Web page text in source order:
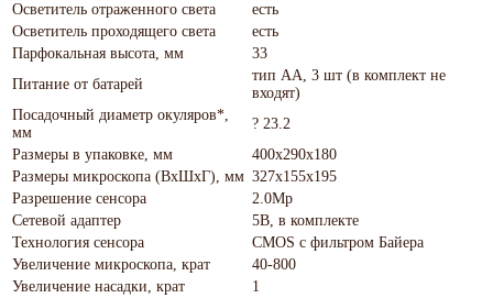
Осветитель отраженного света
есть
Осветитель проходящего света
есть
Парфокальная высота, мм
33
Питание от батарей
тип АА, 3 шт (в комплект не
входят)
Посадочный диаметр окуляров*,
мм
? 23.2
Размеры в упаковке, мм
400х290х180
Размеры микроскопа (ВхШхГ), мм 327х155х195
Разрешение сенсора
2.0Мр
Сетевой адаптер
5В, в комплекте
Технология сенсора
CMOS с фильтром Байера
Увеличение микроскопа, крат
40-800
Увеличение насадки, крат
1